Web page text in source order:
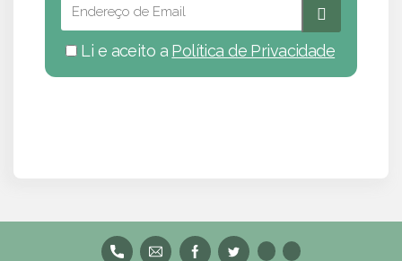
Li e aceito a Política de Privacidade